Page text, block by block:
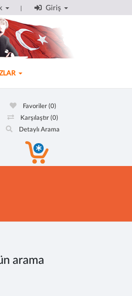
Giriş
Favoriler (0)
Karşılaştır (0)
Detaylı Arama
arama